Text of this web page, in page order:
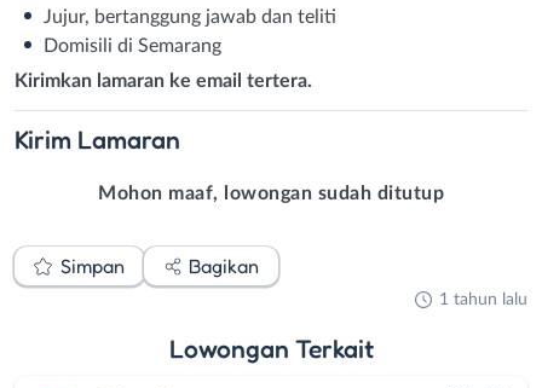
Jujur, bertanggung jawab dan teliti
Domisili di Semarang
Kirimkan lamaran ke email tertera.
Kirim Lamaran
Mohon maaf, lowongan sudah ditutup
Simpan Bagikan
1 tahun lalu
Lowongan Terkait